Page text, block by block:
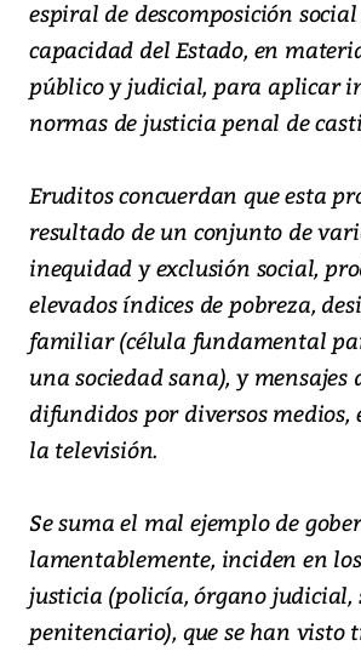
espiral de descomposición
capacidad del Estado, en
público y judicial, para aplicar
normas de justicia penal de
Eruditos concuerdan que esta
resultado de un conjunto de
inequidad y exclusión social,
elevados índices de pobreza,
familiar (célula fundamental
una sociedad sana), y mensajes
difundidos por diversos medios,
la televisión.
Se suma el mal ejemplo de
lamentablemente, inciden en
justicia (policía, órgano judicial,
penitenciario), que se han visto